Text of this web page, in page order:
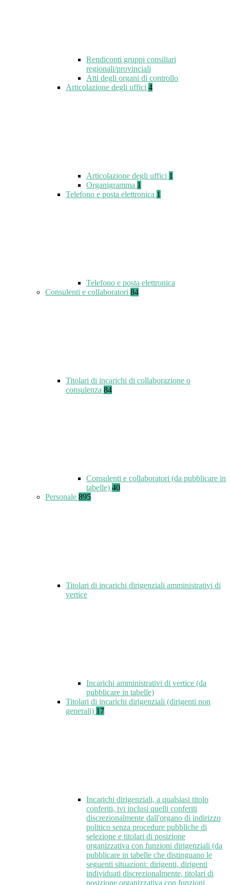
Rendiconti gruppi consiliari
regionali/provinciali
Atti degli organi di controllo
Articolazione degli uffici 4
Articolazione degli uffici 1
Organigramma 1
Telefono e posta elettronica 1
Telefono e posta elettronica
Consulenti e collaboratori 84
Titolari di incarichi di collaborazione o
consulenza 84
Consulenti e collaboratori (da pubblicare in
tabelle) 40
Personale 895
Titolari di incarichi dirigenziali amministrativi di
vertice
Incarichi amministrativi di vertice (da
pubblicare in tabelle)
Titolari di incarichi dirigenziali (dirigenti non
generali) 17
Incarichi dirigenziali, a qualsiasi titolo
conferiti, ivi inclusi quelli conferiti
discrezionalmente dall'organo di indirizzo
politico senza procedure pubbliche di
selezione e titolari di posizione
organizzativa con funzioni dirigenziali (da
pubblicare in tabelle che distinguano le
seguenti situazioni: dirigenti, dirigenti
individuati discrezionalmente, titolari di
posizione organizzativa con funzioni